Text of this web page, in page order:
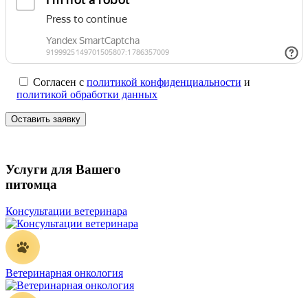
Согласен с политикой конфиденциальности и
политикой обработки данных
Услуги для Вашего
питомца
Консультации ветеринара
Ветеринарная онкология